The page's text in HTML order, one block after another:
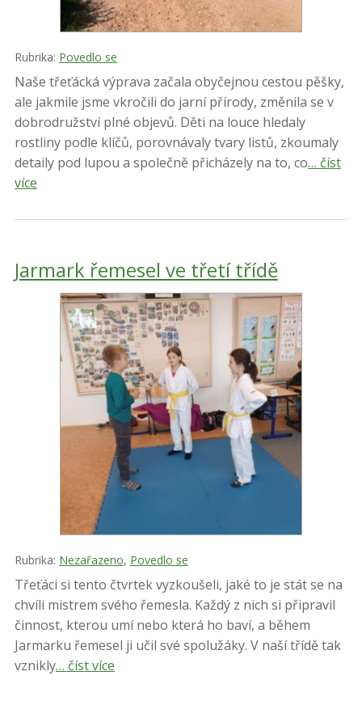
Rubrika: Povedlo se
Naše třeťácká výprava začala obyčejnou cestou pěšky,
ale jakmile jsme vkročili do jarní přírody, změnila se v
dobrodružství plné objevů. Děti na louce hledaly
rostliny podle klíčů, porovnávaly tvary listů, zkoumaly
detaily pod lupou a společně přicházely na to, co… číst
více
Jarmark řemesel ve třetí třídě
Rubrika: Nezařazeno, Povedlo se
Třeťáci si tento čtvrtek vyzkoušeli, jaké to je stát se na
chvíli mistrem svého řemesla. Každý z nich si připravil
činnost, kterou umí nebo která ho baví, a během
Jarmarku řemesel ji učil své spolužáky. V naší třídě tak
vznikly… číst více